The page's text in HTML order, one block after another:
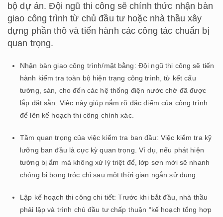
bộ dự án. Đội ngũ thi công sẽ chính thức nhận bàn
giao công trình từ chủ đầu tư hoặc nhà thầu xây
dựng phần thô và tiến hành các công tác chuẩn bị
quan trọng.
Nhận bàn giao công trình/mặt bằng: Đội ngũ thi công sẽ tiến
hành kiểm tra toàn bộ hiện trạng công trình, từ kết cấu
tường, sàn, cho đến các hệ thống điện nước chờ đã được
lắp đặt sẵn. Việc này giúp nắm rõ đặc điểm của công trình
để lên kế hoạch thi công chính xác.
Tầm quan trọng của việc kiểm tra ban đầu: Việc kiểm tra kỹ
lưỡng ban đầu là cực kỳ quan trọng. Ví dụ, nếu phát hiện
tường bị ẩm mà không xử lý triệt để, lớp sơn mới sẽ nhanh
chóng bị bong tróc chỉ sau một thời gian ngắn sử dụng.
Lập kế hoạch thi công chi tiết: Trước khi bắt đầu, nhà thầu
phải lập và trình chủ đầu tư chấp thuận “kế hoạch tổng hợp